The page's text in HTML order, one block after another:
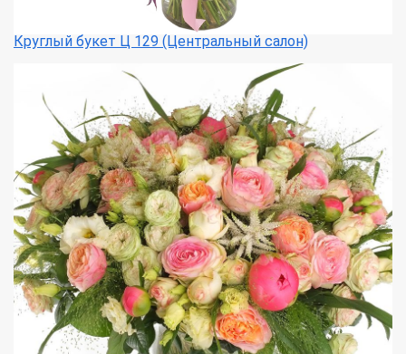
Круглый букет Ц 129 (Центральный салон)